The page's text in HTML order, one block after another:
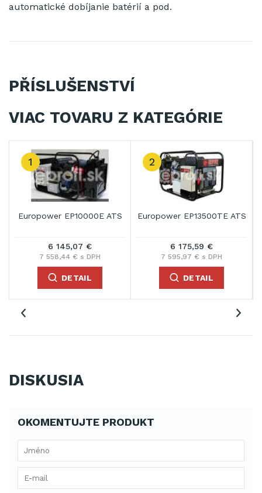
automatické dobíjanie batérií a pod.
PŘÍSLUŠENSTVÍ
VIAC TOVARU Z KATEGÓRIE
1
Europower EP10000E ATS
6 145,07 €
7 558,44 € s DPH
DETAIL
2
Europower EP13500TE ATS
6 175,59 €
7 595,97 € s DPH
DETAIL
DISKUSIA
OKOMENTUJTE PRODUKT